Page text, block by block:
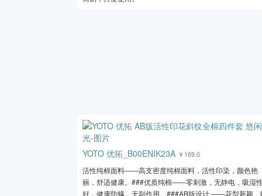
YOTO 优拓_B00ENIK23A ￥169.0
活性纯棉面料——高支密度纯棉面料，活性印染，颜色艳
丽，舒适健康。###优质纯棉——零刺激，无静电，吸湿
好，健康防螨，无副作用。###AB版设计 ——花型新颖，